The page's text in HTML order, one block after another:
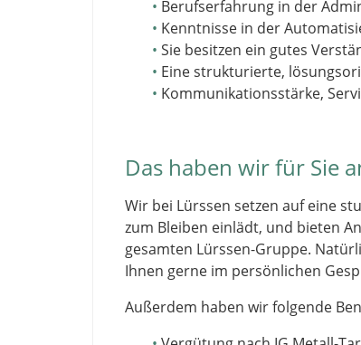
Berufserfahrung in der
Kenntnisse in der
Sie besitzen ein gutes
Eine strukturierte,
Kommunikationsstärke,
Das haben wir für Sie
Wir bei Lürssen setzen auf eine
zum Bleiben einlädt, und bieten
gesamten Lürssen-Gruppe.
Ihnen gerne im persönlichen
Außerdem haben wir folgende